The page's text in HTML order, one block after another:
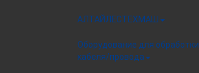
АЛТАЙЛЕСТЕХМАШ
Оборудование для обработки
кабеля/провода